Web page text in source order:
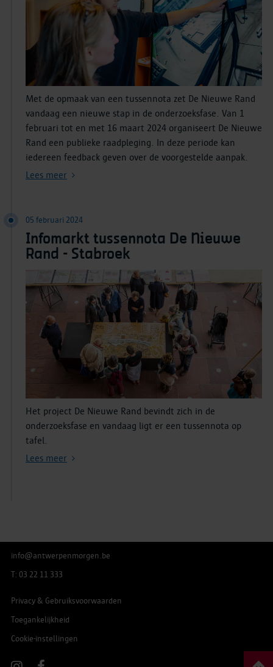
Met de opmaak van een tussennota zet De Nieuwe Rand
vandaag een nieuwe stap in de onderzoeksfase. Van 1
februari tot en met 16 maart 2024 organiseert De Nieuwe
Rand een publieke raadpleging. In deze periode kan
iedereen feedback geven over de voorgestelde aanpak.
Lees meer
05 februari 2024
Infomarkt tussennota De Nieuwe
Rand - Stabroek
Het project De Nieuwe Rand bevindt zich in de
onderzoeksfase en vandaag ligt er een tussennota op
tafel.
Lees meer
info@antwerpenmorgen.be
T: 03 22 11 333
Privacy & Gebruiksvoorwaarden
Toegankelijkheid
Cookie-instellingen